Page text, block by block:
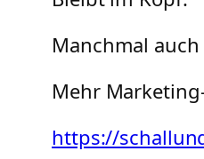
Manchmal
Mehr
https://